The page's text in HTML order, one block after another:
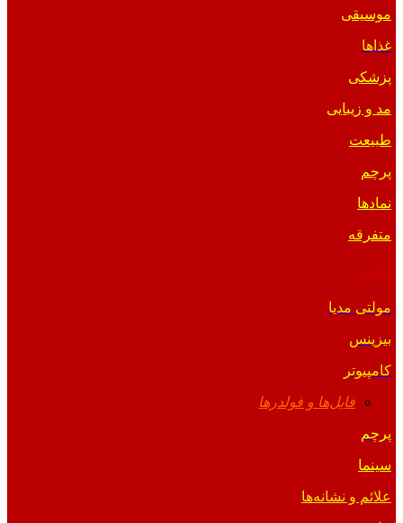
موسیقی
غذاها
پزشکی
مد و زیبایی
طبیعت
پرچم
نمادها
متفرقه
مولتی مدیا
بیزینس
کامپیوتر
فایل‌ها و فولدرها
پرچم
سینما
علائم و نشانه‌ها